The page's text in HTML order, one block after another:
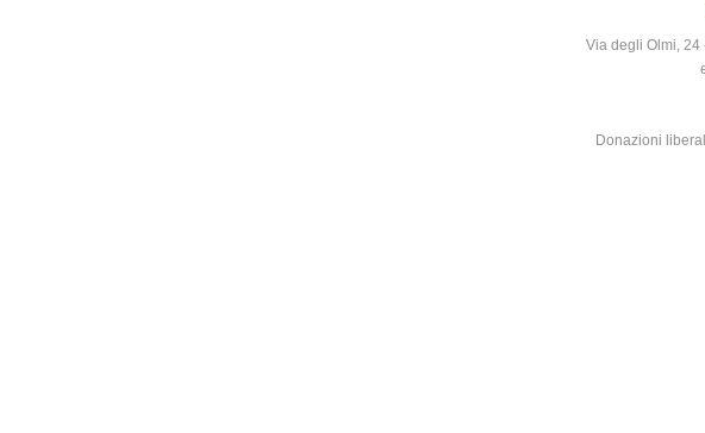
Via degli Olmi, 24
Donazioni